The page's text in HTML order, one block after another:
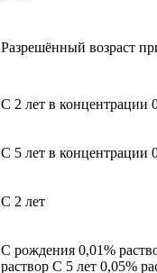
Разрешённый возраст
С 2 лет в концентрации
С 5 лет в концентрации
С 2 лет
С рождения 0,01%
раствор С 5 лет 0,05%